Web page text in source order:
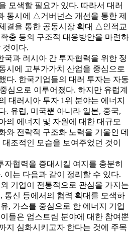
모색할 필요가 있다. 따라서 대러
동시에 △거버넌스 개선을 통한 제
결을 통한 공동시장 확대 △인적교
충 등의 구조적 대응방안을 마련하
것이다.
국과 러시아 간 투자협력을 위한 정
시에 고부가가치 산업을 중심으로
다. 한국기업들의 대러 투자는 자동
심으로 이루어졌다. 하지만 유럽계
대러시아 투자 1위 분야는 에너지
. 유럽, 미국뿐 아니라 일본, 중국,
의 에너지 및 자원에 대한 대규모
와 전략적 구조화 노력을 기울인 데
조적인 모습을 보여주었던 것이
협력을 증대시킬 여지를 충분히
이는 다음과 같이 정리할 수 있다.
기업이 전통적으로 관심을 가지는
통신 등에서의 협력 확대를 모색하
, 가스를 중심으로 한 에너지 기업
들은 업스트림 분야에 대한 참여뿐
지 심화시키고자 한다는 것에 주목